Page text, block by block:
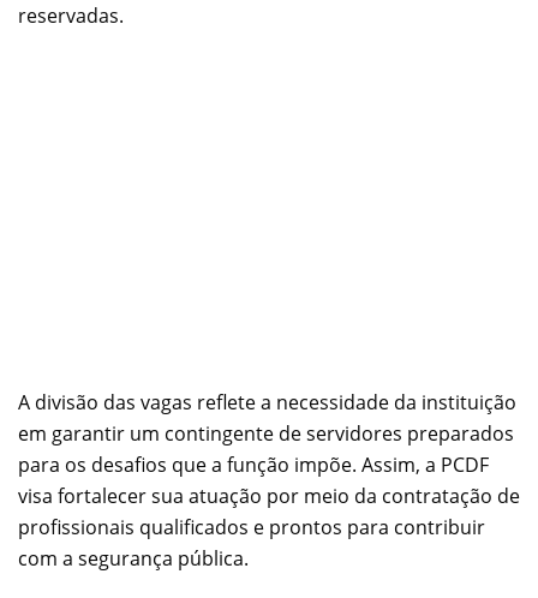
reservadas.
A divisão das vagas reflete a necessidade da instituição
em garantir um contingente de servidores preparados
para os desafios que a função impõe. Assim, a PCDF
visa fortalecer sua atuação por meio da contratação de
profissionais qualificados e prontos para contribuir
com a segurança pública.